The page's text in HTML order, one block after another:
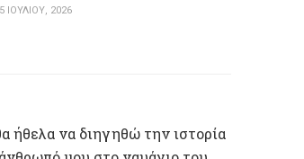
ΙΟΥΛΊΟΥ, 2026
ήθελα να διηγηθώ την ιστορία